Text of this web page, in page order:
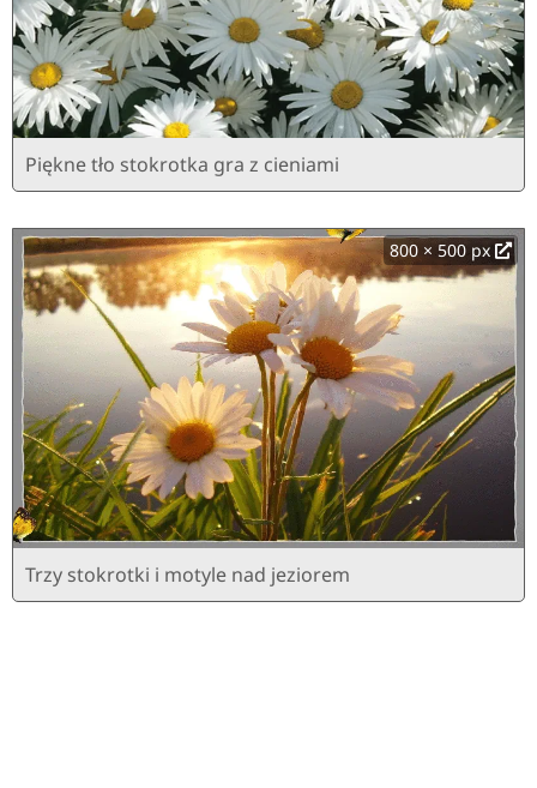
Piękne tło stokrotka gra z cieniami
800 × 500 px
Trzy stokrotki i motyle nad jeziorem